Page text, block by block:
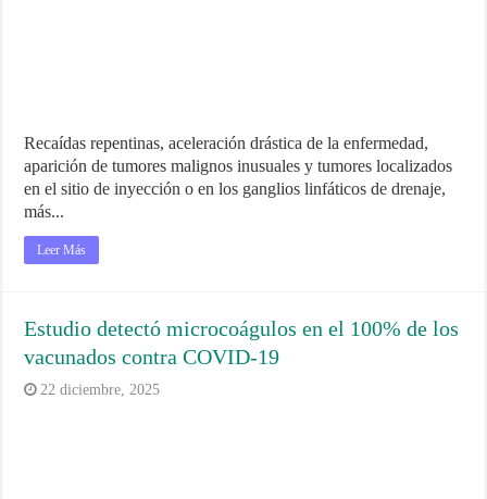
Recaídas repentinas, aceleración drástica de la enfermedad,
aparición de tumores malignos inusuales y tumores localizados
en el sitio de inyección o en los ganglios linfáticos de drenaje,
más...
Leer Más
Estudio detectó microcoágulos en el 100% de los
vacunados contra COVID-19
22 diciembre, 2025